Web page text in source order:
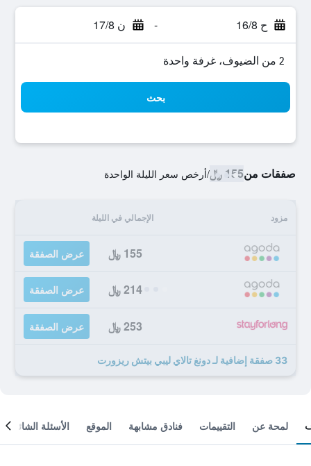
ح 16/8 - ن 17/8
2 من الضيوف، غرفة واحدة
بحث
صفقات من155 ﷼ /أرخص سعر الليلة الواحدة
مزود الإجمالي في الليلة
155 ﷼ عرض الصفقة
214 ﷼ عرض الصفقة
253 ﷼ عرض الصفقة
33 صفقة إضافية لـ دونغ تالاي ليبي بيتش ريزورت
لمحة عن التقييمات فنادق مشابهة الموقع الأسئلة الشائعة